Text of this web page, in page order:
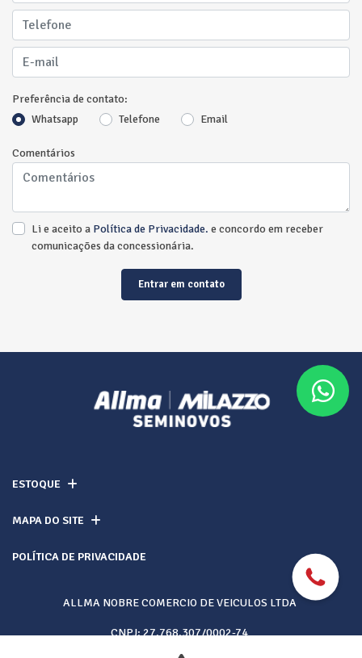
Preferência de contato:
Whatsapp
Telefone Email
Comentários
Li e aceito a Política de Privacidade. e concordo em receber
comunicações da concessionária.
Entrar em contato
ESTOQUE
MAPA DO SITE
POLÍTICA DE PRIVACIDADE
ALLMA NOBRE COMERCIO DE VEICULOS LTDA
CNPJ: 27.768.307/0002-74